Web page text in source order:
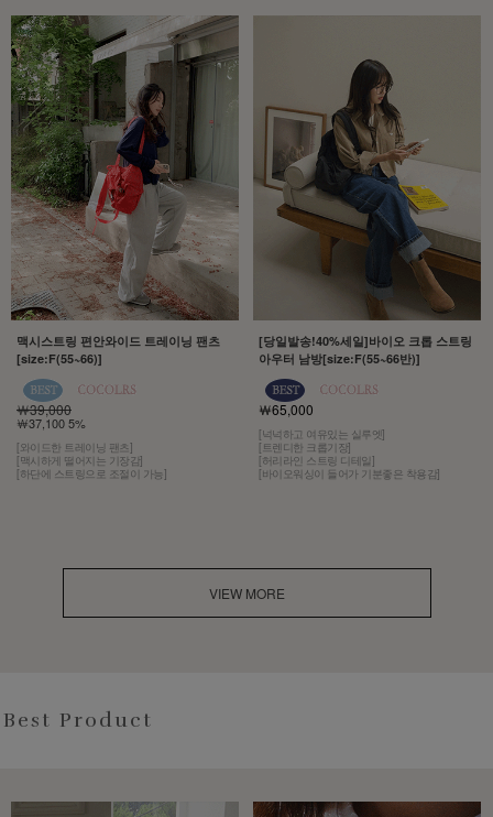
맥시스트링 편안와이드 트레이닝 팬츠
[size:F(55~66)]
￦39,000
￦37,100 5%
[와이드한 트레이닝 팬츠]
[맥시하게 떨어지는 기장감]
[하단에 스트링으로 조절이 가능]
[당일발송!40%세일]바이오 크롭 스트링
아우터 남방[size:F(55~66반)]
￦65,000
[넉넉하고 여유있는 실루엣]
[트렌디한 크롭기장]
[허리라인 스트링 디테일]
[바이오워싱이 들어가 기분좋은 착용감]
VIEW MORE
Best Product